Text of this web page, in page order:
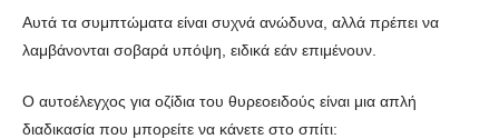
Αυτά τα συμπτώματα είναι συχνά ανώδυνα, αλλά πρέπει να
λαμβάνονται σοβαρά υπόψη, ειδικά εάν επιμένουν.
Ο αυτοέλεγχος για οζίδια του θυρεοειδούς είναι μια απλή
διαδικασία που μπορείτε να κάνετε στο σπίτι: